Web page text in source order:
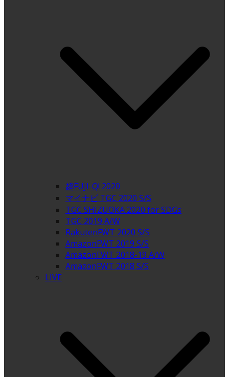
超FUJI-Q! 2020
マイナビ TGC 2020 S/S
TGC SHIZUOKA 2020 for SDGs
TGC 2019 A/W
RakutenFWT 2020 S/S
AmazonFWT 2019 S/S
AmazonFWT 2018-19 A/W
AmazonFWT 2018 S/S
LIVE